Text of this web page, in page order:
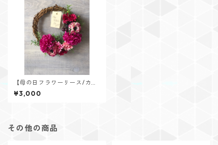
【母の日フラワーリース/カー
ネーション&ガーベラ】
¥3,000
その他の商品